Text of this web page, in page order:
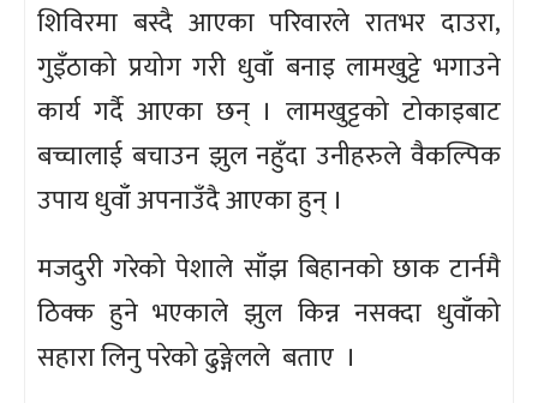
शिविरमा बस्दै आएका परिवारले रातभर दाउरा,
गुइँठाको प्रयोग गरी धुवाँ बनाइ लामखुट्टे भगाउने
कार्य गर्दै आएका छन् । लामखुट्टको टोकाइबाट
बच्चालाई बचाउन झुल नहुँदा उनीहरुले वैकल्पिक
उपाय धुवाँ अपनाउँदै आएका हुन् ।
मजदुरी गरेको पेशाले साँझ बिहानको छाक टार्नमै
ठिक्क हुने भएकाले झुल किन्न नसक्दा धुवाँको
सहारा लिनु परेको ढुङ्गेलले बताए ।